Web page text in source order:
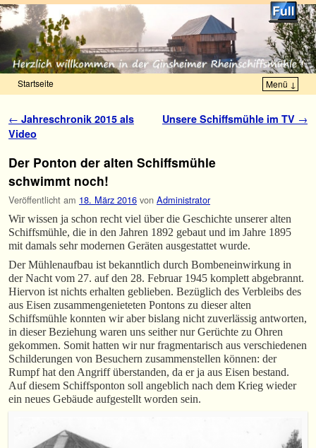
Startseite Menü ↓
Artikelnavigation
← Jahreschronik 2015 als
Video
Unsere Schiffsmühle im TV →
Der Ponton der alten Schiffsmühle
schwimmt noch!
Veröffentlicht am 18. März 2016 von Administrator
Wir wissen ja schon recht viel über die Geschichte unserer alten
Schiffsmühle, die in den Jahren 1892 gebaut und im Jahre 1895
mit damals sehr modernen Geräten ausgestattet wurde.
Der Mühlenaufbau ist bekanntlich durch Bombeneinwirkung in
der Nacht vom 27. auf den 28. Februar 1945 komplett abgebrannt.
Hiervon ist nichts erhalten geblieben. Bezüglich des Verbleibs des
aus Eisen zusammengenieteten Pontons zu dieser alten
Schiffsmühle konnten wir aber bislang nicht zuverlässig antworten,
in dieser Beziehung waren uns seither nur Gerüchte zu Ohren
gekommen. Somit hatten wir nur fragmentarisch aus verschiedenen
Schilderungen von Besuchern zusammenstellen können: der
Rumpf hat den Angriff überstanden, da er ja aus Eisen bestand.
Auf diesem Schiffsponton soll angeblich nach dem Krieg wieder
ein neues Gebäude aufgestellt worden sein.